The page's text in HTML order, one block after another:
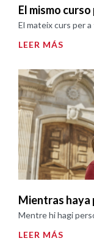
El mismo
El mateix curs per
LEER MÁS
Mientras haya
Mentre hi hagi
LEER MÁS